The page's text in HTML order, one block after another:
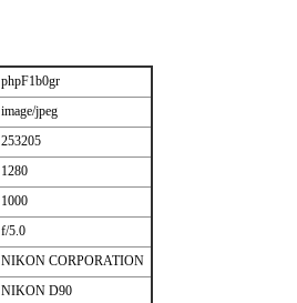
phpF1b0gr
image/jpeg
253205
1280
1000
f/5.0
NIKON CORPORATION
NIKON D90